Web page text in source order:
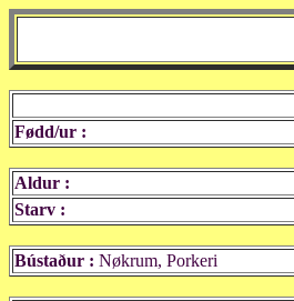
Fødd/ur :
Aldur :
Starv :
Bústaður : Nøkrum, Porkeri